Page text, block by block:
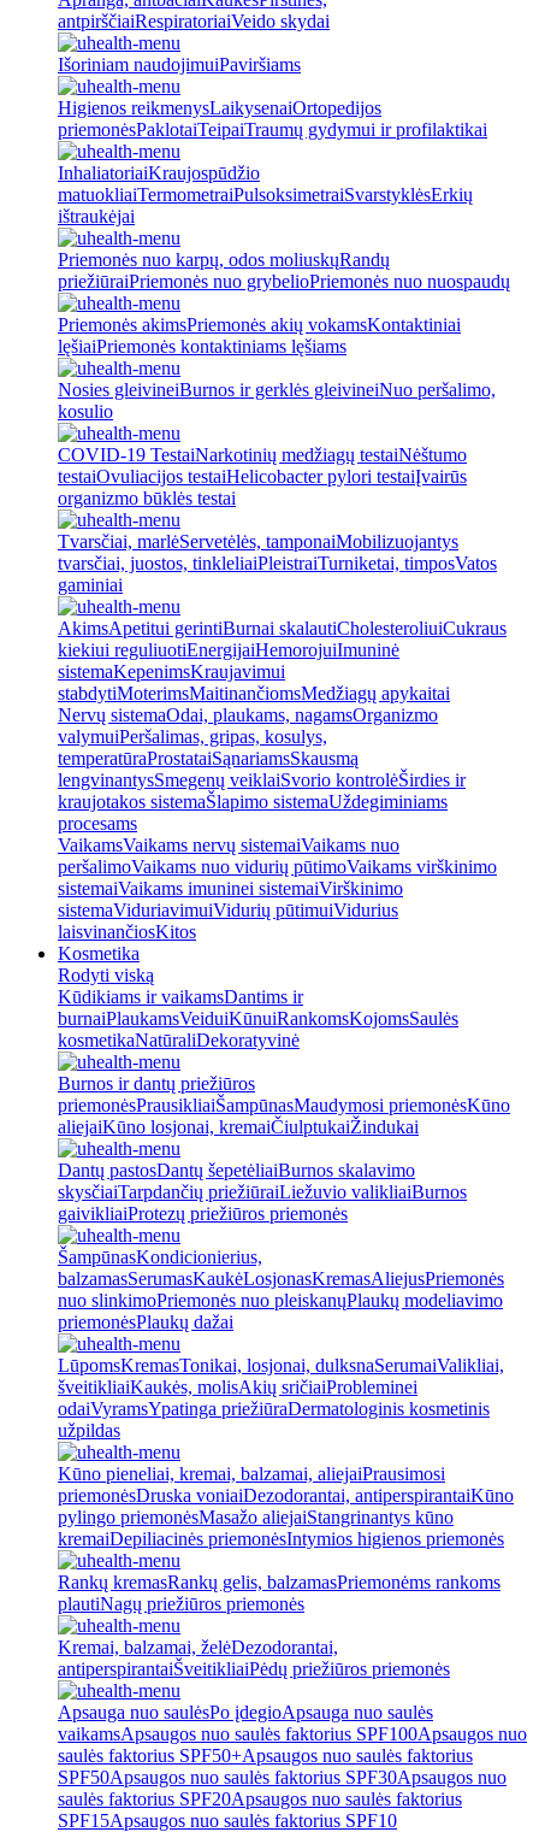
antpirščiaiRespiratoriaiVeido skydai
Išoriniam naudojimuiPaviršiams
Higienos reikmenysLaikysenaiOrtopedijos
priemonėsPaklotaiTeipaiTraumų gydymui ir profilaktikai
InhaliatoriaiKraujospūdžio
matuokliaiTermometraiPulsoksimetraiSvarstyklėsErkių
ištraukėjai
Priemonės nuo karpų, odos moliuskųRandų
priežiūraiPriemonės nuo grybelioPriemonės nuo nuospaudų
Priemonės akimsPriemonės akių vokamsKontaktiniai
lęšiaiPriemonės kontaktiniams lęšiams
Nosies gleivineiBurnos ir gerklės gleivineiNuo peršalimo,
kosulio
COVID-19 TestaiNarkotinių medžiagų testaiNėštumo
testaiOvuliacijos testaiHelicobacter pylori testaiĮvairūs
organizmo būklės testai
Tvarsčiai, marlėServetėlės, tamponaiMobilizuojantys
tvarsčiai, juostos, tinkleliaiPleistraiTurniketai, timposVatos
gaminiai
AkimsApetitui gerintiBurnai skalautiCholesteroliuiCukraus
kiekiui reguliuotiEnergijaiHemorojuiImuninė
sistemaKepenimsKraujavimui
stabdytiMoterimsMaitinančiomsMedžiagų apykaitai
Nervų sistemaOdai, plaukams, nagamsOrganizmo
valymuiPeršalimas, gripas, kosulys,
temperatūraProstataiSąnariamsSkausmą
lengvinantysSmegenų veiklaiSvorio kontrolėŠirdies ir
kraujotakos sistemaŠlapimo sistemaUždegiminiams
procesams
VaikamsVaikams nervų sistemaiVaikams nuo
peršalimoVaikams nuo vidurių pūtimoVaikams virškinimo
sistemaiVaikams imuninei sistemaiVirškinimo
sistemaViduriavimuiVidurių pūtimuiVidurius
laisvinančiosKitos
Kosmetika
Rodyti viską
Kūdikiams ir vaikamsDantims ir
burnaiPlaukamsVeiduiKūnuiRankomsKojomsSaulės
kosmetikaNatūraliDekoratyvinė
Burnos ir dantų priežiūros
priemonėsPrausikliaiŠampūnasMaudymosi priemonėsKūno
aliejaiKūno losjonai, kremaiČiulptukaiŽindukai
Dantų pastosDantų šepetėliaiBurnos skalavimo
skysčiaiTarpdančių priežiūraiLiežuvio valikliaiBurnos
gaivikliaiProtezų priežiūros priemonės
ŠampūnasKondicionierius,
balzamasSerumasKaukėLosjonasKremasAliejusPriemonės
nuo slinkimoPriemonės nuo pleiskanųPlaukų modeliavimo
priemonėsPlaukų dažai
LūpomsKremasTonikai, losjonai, dulksnaSerumaiValikliai,
šveitikliaiKaukės, molisAkių sričiaiProbleminei
odaiVyramsYpatinga priežiūraDermatologinis kosmetinis
užpildas
Kūno pieneliai, kremai, balzamai, aliejaiPrausimosi
priemonėsDruska voniaiDezodorantai, antiperspirantaiKūno
pylingo priemonėsMasažo aliejaiStangrinantys kūno
kremaiDepiliacinės priemonėsIntymios higienos priemonės
Rankų kremasRankų gelis, balzamasPriemonėms rankoms
plautiNagų priežiūros priemonės
Kremai, balzamai, želėDezodorantai,
antiperspirantaiŠveitikliaiPėdų priežiūros priemonės
Apsauga nuo saulėsPo įdegioApsauga nuo saulės
vaikamsApsaugos nuo saulės faktorius SPF100Apsaugos nuo
saulės faktorius SPF50+Apsaugos nuo saulės faktorius
SPF50Apsaugos nuo saulės faktorius SPF30Apsaugos nuo
saulės faktorius SPF20Apsaugos nuo saulės faktorius
SPF15Apsaugos nuo saulės faktorius SPF10